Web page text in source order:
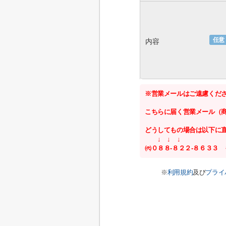
内容 任意
※営業メールはご遠慮くだ
こちらに届く営業メール（
どうしてもの場合は以下に
↓ ↓ ↓
㈹０８８-８２２-８６３
※利用規約及びプラ